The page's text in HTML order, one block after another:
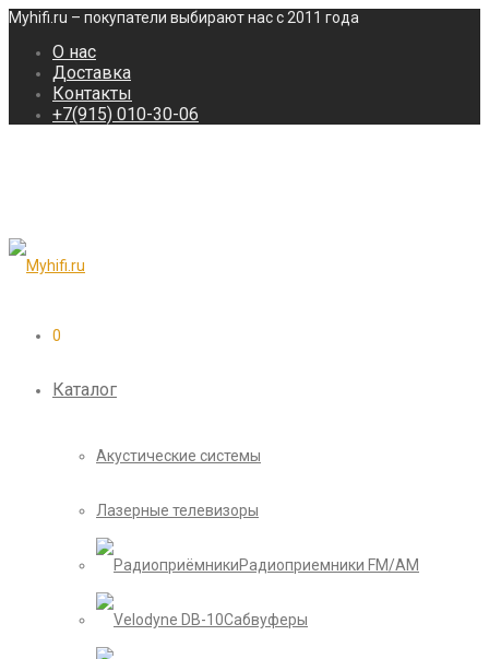
Myhifi.ru – покупатели выбирают нас с 2011 года
О нас
Доставка
Контакты
+7(915) 010-30-06
0
Каталог
Акустические системы
Лазерные телевизоры
Радиоприемники FM/AM
Сабвуферы